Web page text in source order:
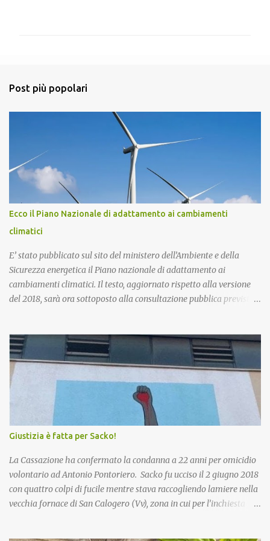
Post più popolari
Ecco il Piano Nazionale di adattamento ai cambiamenti
climatici
E’ stato pubblicato sul sito del ministero dell’Ambiente e della
Sicurezza energetica il Piano nazionale di adattamento ai
cambiamenti climatici. Il testo, aggiornato rispetto alla versione
del 2018, sarà ora sottoposto alla consultazione pubblica prevista
nazionale per implementare azioni volte a ridurre al minimo i
rischi derivanti dai cambiamenti climatici, migliorare la capacità
di adattamento dei sistemi naturali, sociali ed economici, nonchè
trarre vantaggio dalle eventuali opportunità che si potranno
presentare con le nuove condizioni climatiche. La proposta di
Piano è stata già illustrata alle Regioni nel corso di due riunioni
che si sono tenute il 7 novembre e il 20 dicembre scorsi. Esaminate
le osservazioni e conclusa la procedura di VAS, il testo andrà
all’approvazione definitiva con decreto del Ministro. Si procederà
poi all’insediamento dell’Osse...
Giustizia è fatta per Sacko!
La Cassazione ha confermato la condanna a 22 anni per omicidio
volontario ad Antonio Pontoriero. Sacko fu ucciso il 2 giugno 2018
con quattro colpi di fucile mentre stava raccogliendo lamiere nella
vecchia fornace di San Calogero (Vv), zona in cui per l’inchiesta